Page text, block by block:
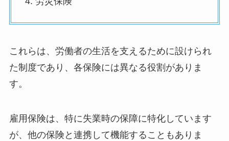
これらは、労働者の生活を支えるために設けられ
た制度であり、各保険には異なる役割がありま
す。
雇用保険は、特に失業時の保障に特化しています
が、他の保険と連携して機能することもありま